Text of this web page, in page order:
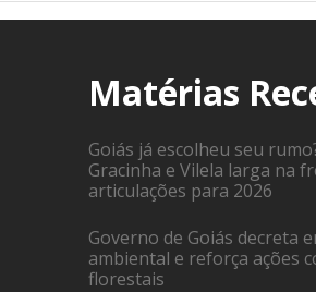
Matérias
Goiás já escolheu seu
Gracinha e Vilela larga na
articulações para 2026
Governo de Goiás decreta
ambiental e reforça ações
florestais